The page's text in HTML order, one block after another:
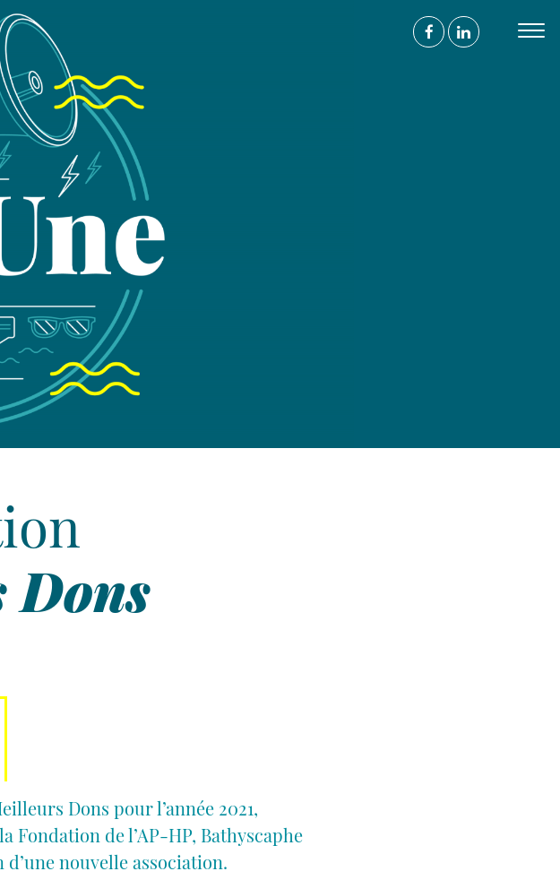
vous
Nous
rencontrer
Laisser place à l'humain
49 avenue de Wagram
Dons pour l’année 2021,
Fondation de l’AP-HP, Bathyscaphe
nouvelle association.